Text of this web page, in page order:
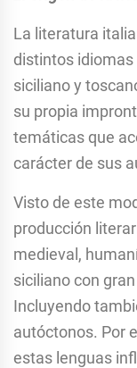
La literatura
distintos
siciliano y
su propia
temáticas que
carácter de sus
Visto de este
producción
medieval,
siciliano con
Incluyendo
autóctonos. Por
estas lenguas